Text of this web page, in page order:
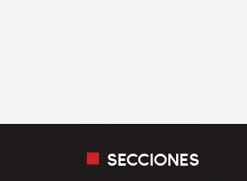
SECCIONES